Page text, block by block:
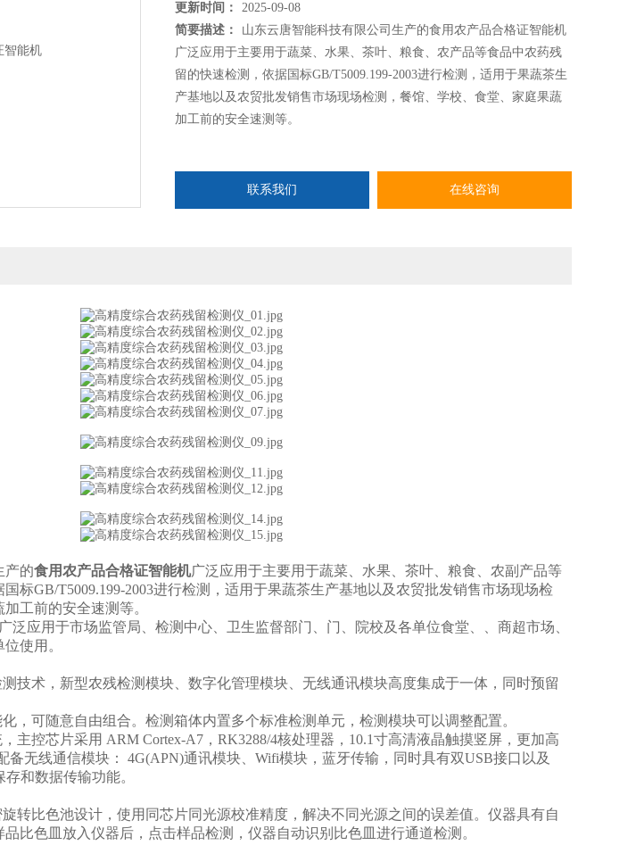
更新时间：
2025-09-08
简要描述：
山东云唐智能科技有限公司生产的食用农产品合格证智能机
广泛应用于主要用于蔬菜、水果、茶叶、粮食、农产品等食品中农药残
留的快速检测，依据国标GB/T5009.199-2003进行检测，适用于果蔬茶生
产基地以及农贸批发销售市场现场检测，餐馆、学校、食堂、家庭果蔬
加工前的安全速测等。
联系我们 在线咨询
的食用农产品合格证智能机广泛应用于主要用于蔬菜、水果、茶叶、粮食、农副产品等
标GB/T5009.199-2003进行检测，适用于果蔬茶生产基地以及农贸批发销售市场现场检
工前的安全速测等。
泛应用于市场监管局、检测中心、卫生监督部门、门、院校及各单位食堂、、商超市场、
使用。
术，新型农残检测模块、数字化管理模块、无线通讯模块高度集成于一体，同时预留
可随意自由组合。检测箱体内置多个标准检测单元，检测模块可以调整配置。
控芯片采用 ARM Cortex-A7，RK3288/4核处理器，10.1寸高清液晶触摸竖屏，更加高
备无线通信模块： 4G(APN)通讯模块、Wifi模块，蓝牙传输，同时具有双USB接口以及
和数据传输功能。
比色池设计，使用同芯片同光源校准精度，解决不同光源之间的误差值。 仪器具有自
比色皿放入仪器后，点击样品检测，仪器自动识别比色皿进行通道检测。